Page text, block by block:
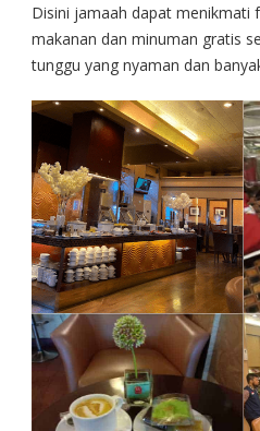
Disini jamaah dapat menikmati
makanan dan minuman gratis
tunggu yang nyaman dan